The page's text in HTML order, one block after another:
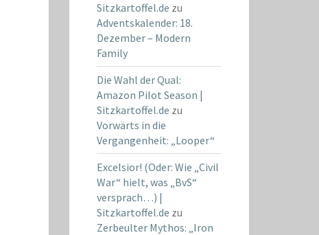
Sitzkartoffel.de zu
Adventskalender: 18.
Dezember – Modern
Family
Die Wahl der Qual:
Amazon Pilot Season |
Sitzkartoffel.de zu
Vorwärts in die
Vergangenheit: „Looper“
Excelsior! (Oder: Wie „Civil
War“ hielt, was „BvS“
versprach…) |
Sitzkartoffel.de zu
Zerbeulter Mythos: „Iron